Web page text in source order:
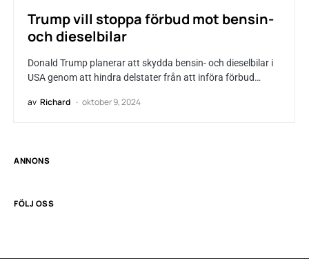
Trump vill stoppa förbud mot bensin-
och dieselbilar
Donald Trump planerar att skydda bensin- och dieselbilar i
USA genom att hindra delstater från att införa förbud…
av Richard oktober 9, 2024
ANNONS
FÖLJ OSS